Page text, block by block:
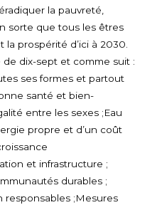
la pauvreté,
sorte que tous les êtres
la prospérité d’ici à 2030.
de dix-sept et comme suit :
ses formes et partout
santé et bien-
entre les sexes ;Eau
propre et d’un coût
et infrastructure ;
durables ;
;Mesures